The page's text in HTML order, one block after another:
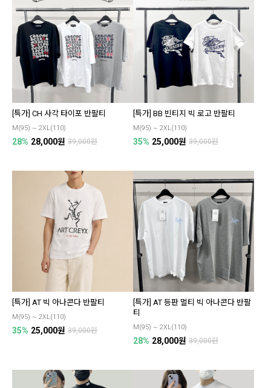
[특가] CH 사각 타이포 반팔티
M(95) ~ 2XL(110)
28% 28,000원 39,000원
[특가] BB 빈티지 빅 로고 반팔티
M(95) ~ 2XL(110)
35% 25,000원 39,000원
[특가] AT 빅 아나콘다 반팔티
M(95) ~ 2XL(110)
35% 25,000원 39,000원
[특가] AT 등판 멀티 빅 아나콘다 반팔
티
M(95) ~ 2XL(110)
28% 28,000원 39,000원